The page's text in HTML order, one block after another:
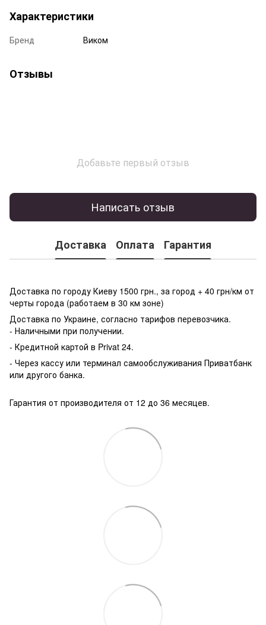
Характеристики
Бренд Виком
Отзывы
Добавьте первый отзыв
Написать отзыв
Доставка Оплата Гарантия
Доставка по городу Киеву 1500 грн., за город + 40 грн/км от
черты города (работаем в 30 км зоне)
Доставка по Украине, согласно тарифов перевозчика.
- Наличными при получении.
- Кредитной картой в Privat 24.
- Через кассу или терминал самообслуживания Приватбанк
или другого банка.
Гарантия от производителя от 12 до 36 месяцев.